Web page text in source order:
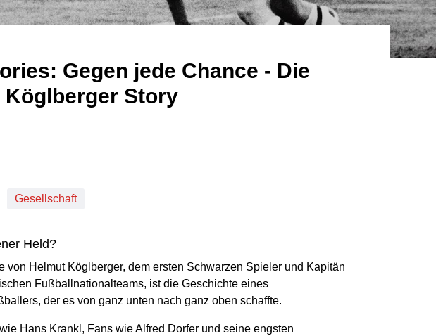
Gegen jede Chance - Die
Köglberger Story
AUT
Gesellschaft
Held?
von Helmut Köglberger, dem ersten Schwarzen Spieler und Kapitän
Fußballnationalteams, ist die Geschichte eines
der es von ganz unten nach ganz oben schaffte.
Hans Krankl, Fans wie Alfred Dorfer und seine engsten